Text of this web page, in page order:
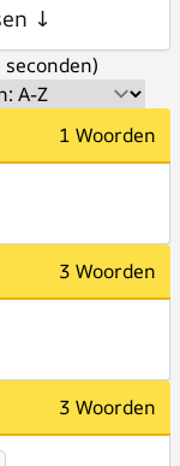
↓
1 Woorden
3 Woorden
3 Woorden